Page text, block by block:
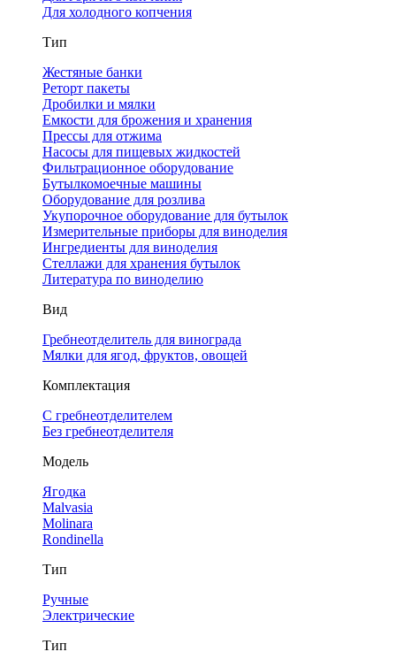
Для холодного копчения
Тип
Жестяные банки
Реторт пакеты
Дробилки и мялки
Емкости для брожения и хранения
Прессы для отжима
Насосы для пищевых жидкостей
Фильтрационное оборудование
Бутылкомоечные машины
Оборудование для розлива
Укупорочное оборудование для бутылок
Измерительные приборы для виноделия
Ингредиенты для виноделия
Стеллажи для хранения бутылок
Литература по виноделию
Вид
Гребнеотделитель для винограда
Мялки для ягод, фруктов, овощей
Комплектация
С гребнеотделителем
Без гребнеотделителя
Модель
Ягодка
Malvasia
Molinara
Rondinella
Тип
Ручные
Электрические
Тип